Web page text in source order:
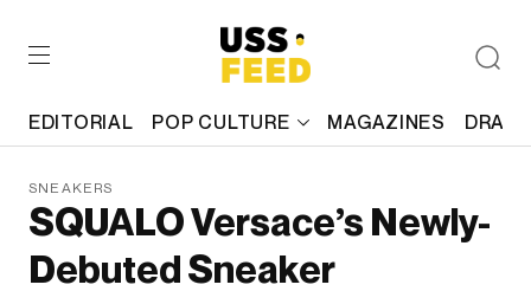
EDITORIAL POP CULTURE MAGAZINES
SNEAKERS
SQUALO Versace’s Newly-
Debuted Sneaker